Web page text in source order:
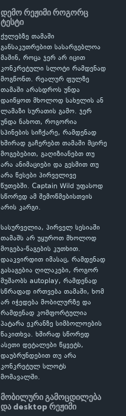
დემო რეჟიმი როგორც
ტესტი
ქულებზე თამაში
განსაკუთრებით სასარგებლოა
მაშინ, როცა ჯერ არ იცით
კონკრეტული სლოტი რამდენად
მოგწონთ. რეალურ ფულზე
თამაში არასდროს უნდა
დაიწყოთ მხოლოდ სახელის ან
ლამაზი სურათის გამო. ჯერ
უნდა ნახოთ, როგორია
სპინების სიჩქარე, რამდენად
ხშირად გაჩერებთ თამაში მცირე
მოგებებით, გაღიზიანებთ თუ
არა ანიმაციები და გესმით თუ
არა წესები პირველივე
წუთებში. Captain Wild უფასოდ
სწორედ ამ შემოწმებისთვის
არის კარგი.
სასურველია, პირველ სესიაში
თამაშს არ უყუროთ მხოლოდ
მოგება-წაგების კუთხით.
დააკვირდით იმასაც, რამდენად
გასაგებია ღილაკები, როგორ
მუშაობს autoplay, რამდენად
სწრაფად ირთვება თამაში, ხომ
არ იჭედება მობილურზე და
რამდენად კომფორტულია
პატარა ეკრანზე სიმბოლოების
წაკითხვა. ხშირად სწორედ
ასეთი დეტალები წყვეტს,
დაუბრუნდებით თუ არა
კონკრეტულ სლოტს
მომავალში.
მობილური გამოცდილება
და desktop რეჟიმი